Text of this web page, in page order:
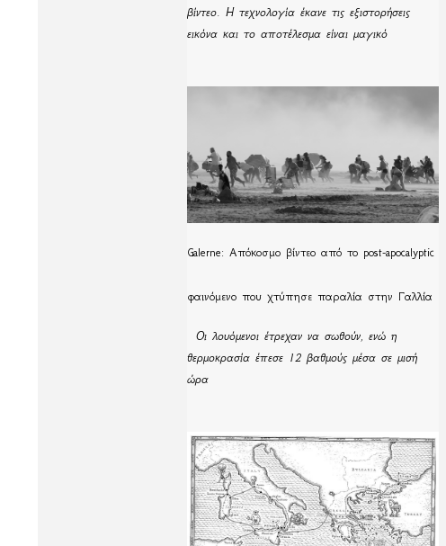
βίντεο. Η τεχνολογία έκανε τις εξιστορήσεις
εικόνα και το αποτέλεσμα είναι μαγικό
Galerne: Απόκοσμο βίντεο από το post-apocalyptic
φαινόμενο που χτύπησε παραλία στην Γαλλία
Οι λουόμενοι έτρεχαν να σωθούν, ενώ η
θερμοκρασία έπεσε 12 βαθμούς μέσα σε μισή
ώρα